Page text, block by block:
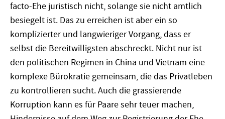
facto-Ehe juristisch nicht, solange sie nicht amtlich
besiegelt ist. Das zu erreichen ist aber ein so
komplizierter und langwieriger Vorgang, dass er
selbst die Bereitwilligsten abschreckt. Nicht nur ist
den politischen Regimen in China und Vietnam eine
komplexe Bürokratie gemeinsam, die das Privatleben
zu kontrollieren sucht. Auch die grassierende
Korruption kann es für Paare sehr teuer machen,